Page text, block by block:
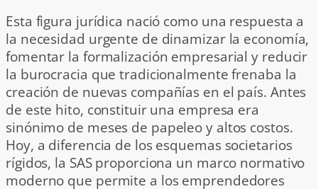
Esta figura jurídica nació como una respuesta a
la necesidad urgente de dinamizar la economía,
fomentar la formalización empresarial y reducir
la burocracia que tradicionalmente frenaba la
creación de nuevas compañías en el país. Antes
de este hito, constituir una empresa era
sinónimo de meses de papeleo y altos costos.
Hoy, a diferencia de los esquemas societarios
rígidos, la SAS proporciona un marco normativo
moderno que permite a los emprendedores